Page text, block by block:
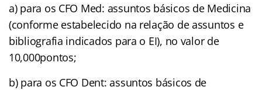
a) para os CFO Med: assuntos básicos de Medicina
(conforme estabelecido na relação de assuntos e
bibliografia indicados para o EI), no valor de
10,000pontos;
b) para os CFO Dent: assuntos básicos de